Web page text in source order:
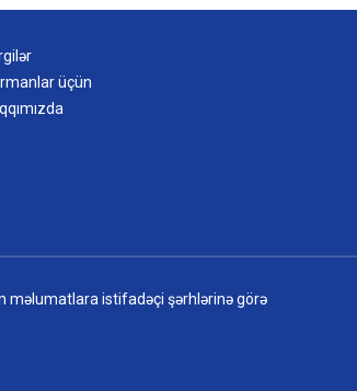
üçün
məlumatlara istifadəçi şərhlərinə görə